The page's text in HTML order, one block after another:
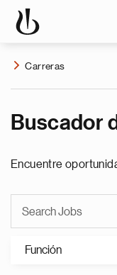
Carreras
Buscador
Encuentre
Función